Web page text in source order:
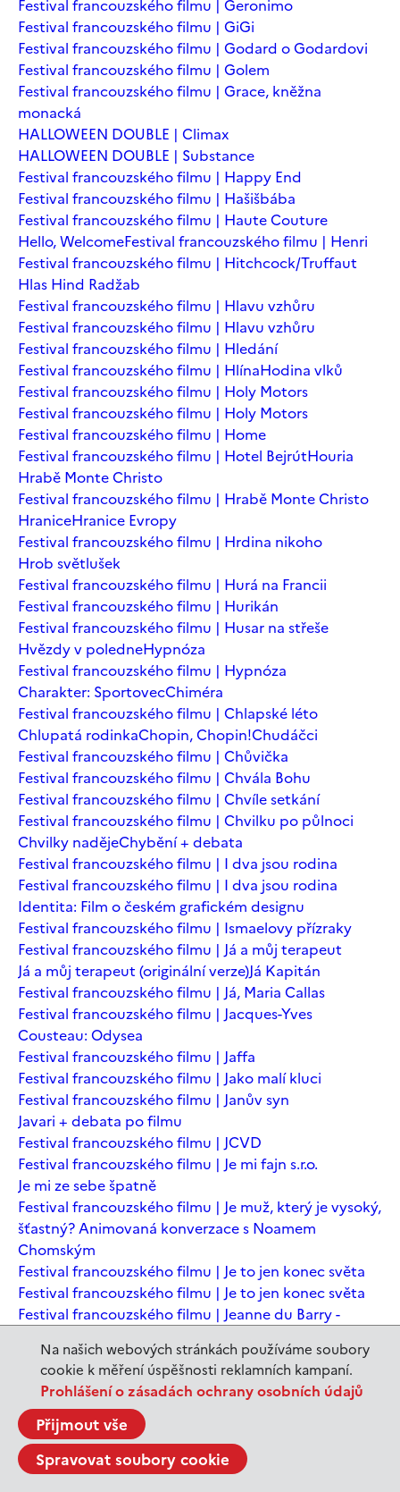
Na našich webových stránkách používáme soubory
cookie k měření úspěšnosti reklamních kampaní.
Prohlášení o zásadách ochrany osobních údajů
Přijmout vše
Spravovat soubory cookie
Festival francouzského filmu | Geronimo
Festival francouzského filmu | GiGi
Festival francouzského filmu | Godard o Godardovi
Festival francouzského filmu | Golem
Festival francouzského filmu | Grace, kněžna
monacká
HALLOWEEN DOUBLE | Climax
HALLOWEEN DOUBLE | Substance
Festival francouzského filmu | Happy End
Festival francouzského filmu | Hašišbába
Festival francouzského filmu | Haute Couture
Hello, WelcomeFestival francouzského filmu | Henri
Festival francouzského filmu | Hitchcock/Truffaut
Hlas Hind Radžab
Festival francouzského filmu | Hlavu vzhůru
Festival francouzského filmu | Hlavu vzhůru
Festival francouzského filmu | Hledání
Festival francouzského filmu | HlínaHodina vlků
Festival francouzského filmu | Holy Motors
Festival francouzského filmu | Holy Motors
Festival francouzského filmu | Home
Festival francouzského filmu | Hotel BejrútHouria
Hrabě Monte Christo
Festival francouzského filmu | Hrabě Monte Christo
HraniceHranice Evropy
Festival francouzského filmu | Hrdina nikoho
Hrob světlušek
Festival francouzského filmu | Hurá na Francii
Festival francouzského filmu | Hurikán
Festival francouzského filmu | Husar na střeše
Hvězdy v poledneHypnóza
Festival francouzského filmu | Hypnóza
Charakter: SportovecChiméra
Festival francouzského filmu | Chlapské léto
Chlupatá rodinkaChopin, Chopin!Chudáčci
Festival francouzského filmu | Chůvička
Festival francouzského filmu | Chvála Bohu
Festival francouzského filmu | Chvíle setkání
Festival francouzského filmu | Chvilku po půlnoci
Chvilky nadějeChybění + debata
Festival francouzského filmu | I dva jsou rodina
Festival francouzského filmu | I dva jsou rodina
Identita: Film o českém grafickém designu
Festival francouzského filmu | Ismaelovy přízraky
Festival francouzského filmu | Já a můj terapeut
Já a můj terapeut (originální verze)Já Kapitán
Festival francouzského filmu | Já, Maria Callas
Festival francouzského filmu | Jacques-Yves
Cousteau: Odysea
Festival francouzského filmu | Jaffa
Festival francouzského filmu | Jako malí kluci
Festival francouzského filmu | Janův syn
Javari + debata po filmu
Festival francouzského filmu | JCVD
Festival francouzského filmu | Je mi fajn s.r.o.
Je mi ze sebe špatně
Festival francouzského filmu | Je muž, který je vysoký,
šťastný? Animovaná konverzace s Noamem
Chomským
Festival francouzského filmu | Je to jen konec světa
Festival francouzského filmu | Je to jen konec světa
Festival francouzského filmu | Jeanne du Barry -
Jeanne du Barry – Králova milenka
JEDEN SVĚT | Alláh není povinen
JEDEN SVĚT | Až mě zabásnou
JEDEN SVĚT | Carmela a ti, co prochází
JEDEN SVĚT | Dítě prachu
JEDEN SVĚT | Drobná nehoda